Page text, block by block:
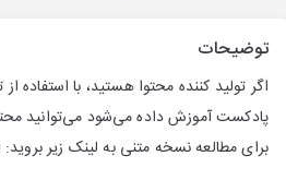
توضیحات
اگر تولید کننده محتوا هستید، با استفاده
پادکست آموزش داده می‌شود می‌توانید
برای مطالعه نسخه متنی به لینک زیر بروید: https://nvsh.ir/g